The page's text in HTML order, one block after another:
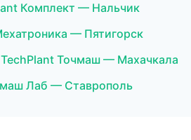
Комплект — Нальчик
— Пятигорск
Точмаш — Махачкала
Лаб — Ставрополь